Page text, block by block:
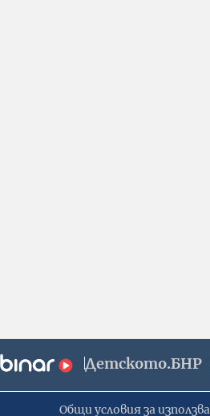
Детското.БНР
Общи условия за